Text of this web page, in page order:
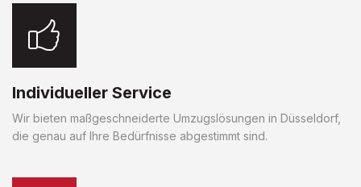
Individueller Service
Wir bieten maßgeschneiderte Umzugslösungen in Düsseldorf,
die genau auf Ihre Bedürfnisse abgestimmt sind.